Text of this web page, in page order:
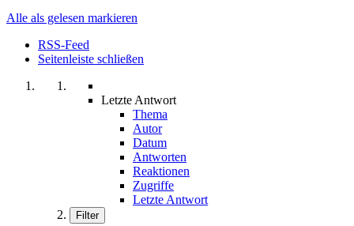
Alle als gelesen markieren
RSS-Feed
Seitenleiste schließen
Letzte Antwort
Thema
Autor
Datum
Antworten
Reaktionen
Zugriffe
Letzte Antwort
Filter